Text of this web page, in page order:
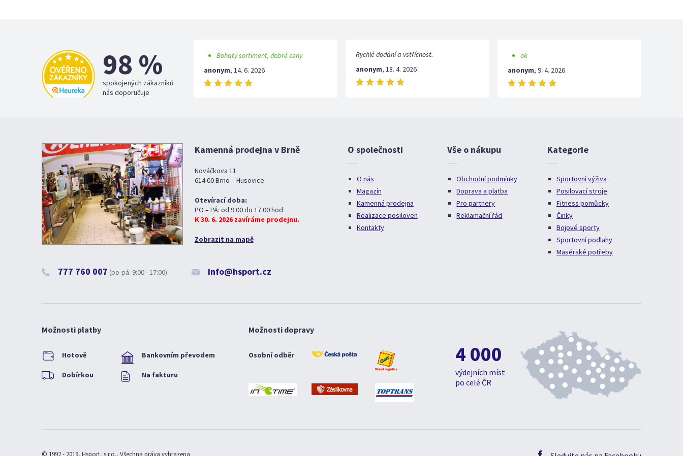
98 %
spokojených zákazníků
nás doporučuje
Bohatý sortiment, dobré ceny
anonym, 14. 6. 2026
Rychlé dodání a vstřícnost.
anonym, 18. 4. 2026
ok
anonym, 9. 4. 2026
Kamenná prodejna v Brně
Nováčkova 11
614 00 Brno – Husovice
Otevírací doba:
PO – PÁ: od 9:00 do 17:00 hod
K 30. 6. 2026 zavíráme prodejnu.
Zobrazit na mapě
777 760 007 (po-pá: 9:00 - 17:00) info@hsport.cz
O společnosti
O nás
Magazín
Kamenná prodejna
Realizace posiloven
Kontakty
Vše o nákupu
Obchodní podmínky
Doprava a platba
Pro partnery
Reklamační řád
Kategorie
Sportovní výživa
Posilovací stroje
Fitness pomůcky
Činky
Bojové sporty
Sportovní podlahy
Masérské potřeby
Možnosti platby
Hotově Bankovním převodem
Dobírkou Na fakturu
Možnosti dopravy
Osobní odběr 4 000
výdejních míst
po celé ČR
© 1992 - 2019, Hsport, s.r.o., Všechna práva vyhrazena